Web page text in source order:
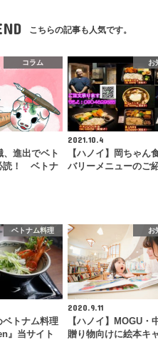
こちらの記事も人気です。
コラム
、進出でベト
読！ ベトナ
お
2021.10.4
【ハノイ】岡ちゃん
バリーメニューのご
ベトナム料理
ベトナム料理
』当サイト
お
2020.9.11
【ハノイ】MOGU・
贈り物向けに絵本キ